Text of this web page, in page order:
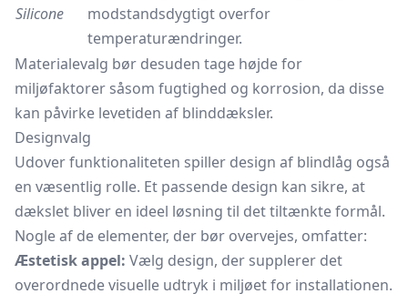
Silicone
modstandsdygtigt overfor
temperaturændringer.
Materialevalg bør desuden tage højde for
miljøfaktorer såsom fugtighed og korrosion, da disse
kan påvirke levetiden af blinddæksler.
Designvalg
Udover funktionaliteten spiller design af blindlåg også
en væsentlig rolle. Et passende design kan sikre, at
dækslet bliver en ideel løsning til det tiltænkte formål.
Nogle af de elementer, der bør overvejes, omfatter:
Æstetisk appel: Vælg design, der supplerer det
overordnede visuelle udtryk i miljøet for installationen.